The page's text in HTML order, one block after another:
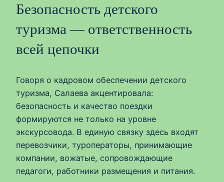
Безопасность детского
туризма — ответственность
всей цепочки
Говоря о кадровом обеспечении детского
туризма, Салаева акцентировала:
безопасность и качество поездки
формируются не только на уровне
экскурсовода. В единую связку здесь входят
перевозчики, туроператоры, принимающие
компании, вожатые, сопровождающие
педагоги, работники размещения и питания.